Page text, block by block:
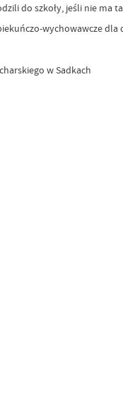
do szkoły, jeśli nie ma
wychowawcze
w Sadkach